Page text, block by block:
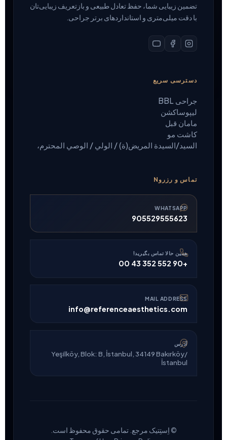
تضمین زیبایی شما، حفظ تعادل طبیعی و بازتعریف زیبایی‌تان
با دقت میلی‌متری و استانداردهای برتر جراحی.
دسترسی سریع
جراحی BBL
لیپوساکشن
مامان قبل
کاشت مو
السيد/السيدة المريض(ة) / الولي / الوصي المحترم،
تماس و رزروN
WHATSAPP
905529555623
همین حالا تماس بگیرید!
+90 552 352 43 00
MAIL ADDRESS
info@referenceaesthetics.com
آدرس
Yeşilköy, Blok: B, İstanbul, 34149 Bakırköy/
İstanbul
© اِستِتیک مرجع. تمامی حقوق محفوظ است.